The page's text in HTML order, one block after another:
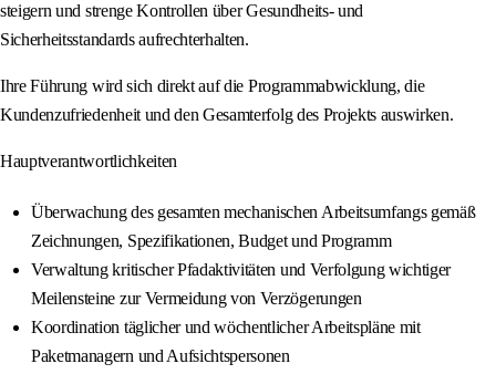
steigern und strenge Kontrollen über Gesundheits- und
Sicherheitsstandards aufrechterhalten.
Ihre Führung wird sich direkt auf die Programmabwicklung, die
Kundenzufriedenheit und den Gesamterfolg des Projekts auswirken.
Hauptverantwortlichkeiten
Überwachung des gesamten mechanischen Arbeitsumfangs gemäß
Zeichnungen, Spezifikationen, Budget und Programm
Verwaltung kritischer Pfadaktivitäten und Verfolgung wichtiger
Meilensteine zur Vermeidung von Verzögerungen
Koordination täglicher und wöchentlicher Arbeitspläne mit
Paketmanagern und Aufsichtspersonen